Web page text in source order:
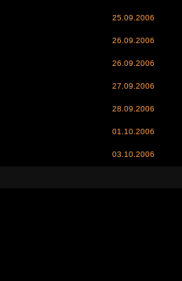
25.09.2006
26.09.2006
26.09.2006
27.09.2006
28.09.2006
01.10.2006
03.10.2006